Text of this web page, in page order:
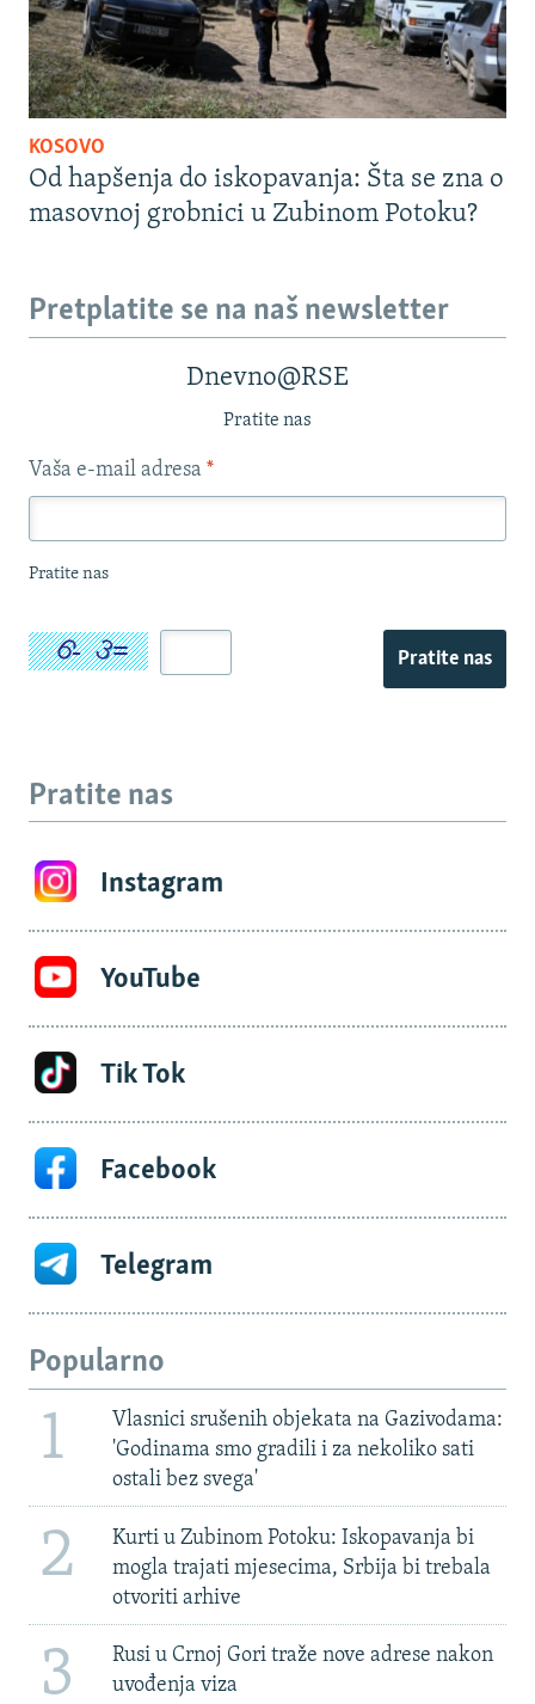
KOSOVO
Od hapšenja do iskopavanja: Šta se zna o
masovnoj grobnici u Zubinom Potoku?
Pretplatite se na naš newsletter
Dnevno@RSE
Pratite nas
Vaša e-mail adresa *
Pratite nas
Pratite nas
Pratite nas
Instagram
YouTube
Tik Tok
Facebook
Telegram
Popularno
1
Vlasnici srušenih objekata na Gazivodama:
'Godinama smo gradili i za nekoliko sati
ostali bez svega'
2
Kurti u Zubinom Potoku: Iskopavanja bi
mogla trajati mjesecima, Srbija bi trebala
otvoriti arhive
3
Rusi u Crnoj Gori traže nove adrese nakon
uvođenja viza